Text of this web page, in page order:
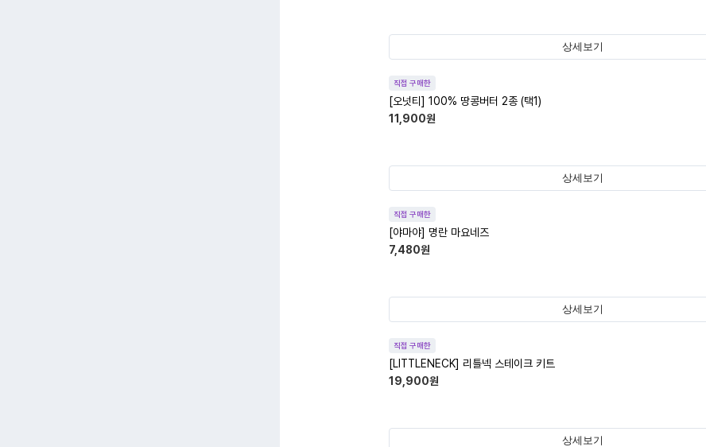
상세보기
직접 구매한
[오넛티] 100% 땅콩버터 2종 (택1)
11,900원
상세보기
직접 구매한
[야마야] 명란 마요네즈
7,480원
상세보기
직접 구매한
[LITTLENECK] 리틀넥 스테이크 키트
19,900원
상세보기